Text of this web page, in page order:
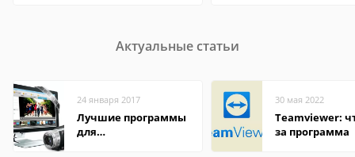
Актуальные статьи
24 января 2017
Лучшие программы
для
30 мая 2022
Teamviewer:
за программа